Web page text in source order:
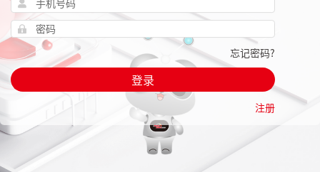
忘记密码?
登录
注册